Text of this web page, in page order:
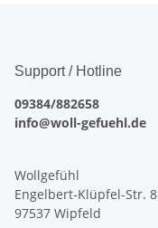
Support / Hotline
09384/882658
info@woll-gefuehl.de
Wollgefühl
Engelbert-Klüpfel-Str. 8
97537 Wipfeld